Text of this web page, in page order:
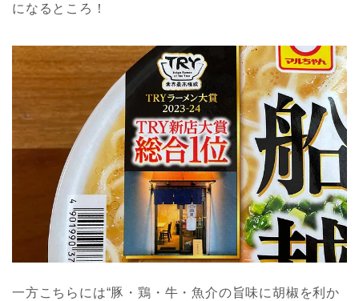
になるところ！
一方こちらには“豚・鶏・牛・魚介の旨味に胡椒を利か